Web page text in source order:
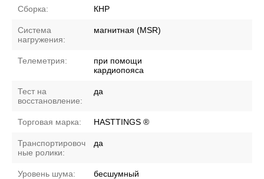
Сборка: КНР
Система
нагружения:
магнитная (MSR)
Телеметрия:
при помощи
кардиопояса
Тест на
восстановление:
да
Торговая марка: HASTTINGS ®
Транспортировоч
ные ролики:
да
Уровень шума: бесшумный